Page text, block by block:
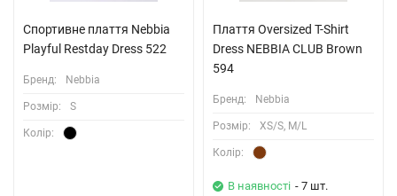
Спортивне плаття Nebbia
Playful Restday Dress 522
Бренд: Nebbia
Розмiр: S
Колiр:
Плаття Oversized T-Shirt
Dress NEBBIA CLUB Brown
594
Бренд: Nebbia
Розмiр: XS/S, M/L
Колiр:
В наявності - 7 шт.